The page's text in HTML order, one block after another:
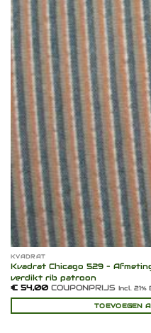
KVADRAT
Kvadrat Chicago 529 –
verdikt rib patroon
€54,00COUPONPRIJS Incl. 21%
TOEVOEGEN